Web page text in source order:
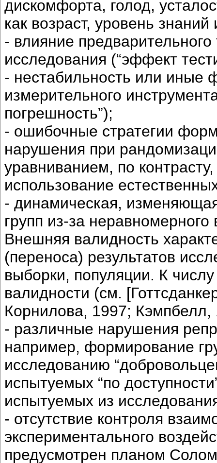
дискомфорта, голод,
как возраст, уровень
- влияние
исследования (“эффект
- нестабильность или иные
измерительного
погрешность”);
- ошибочные стратегии
нарушения при
уравниванием, по
использование
- динамическая,
групп из-за
Внешняя валидность
(переноса) результатов
выборки, популяции. К
валидности (см.
Корнилова, 1997; Кэмпбелл,
- различные нарушения
например, формирование
исследованию
испытуемых “по
испытуемых из
- отсутствие контроля
экспериментального
предусмотрен планом